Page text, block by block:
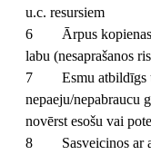
u.c. resursiem
6	Ārpus kopienas par to runāju tikai
labu (nesaprašanos
7	Esmu atbildīgs un
nepaeju/nepabraucu
novērst esošu vai
8	Sasveicinos ar apkaimes ļaudīm,